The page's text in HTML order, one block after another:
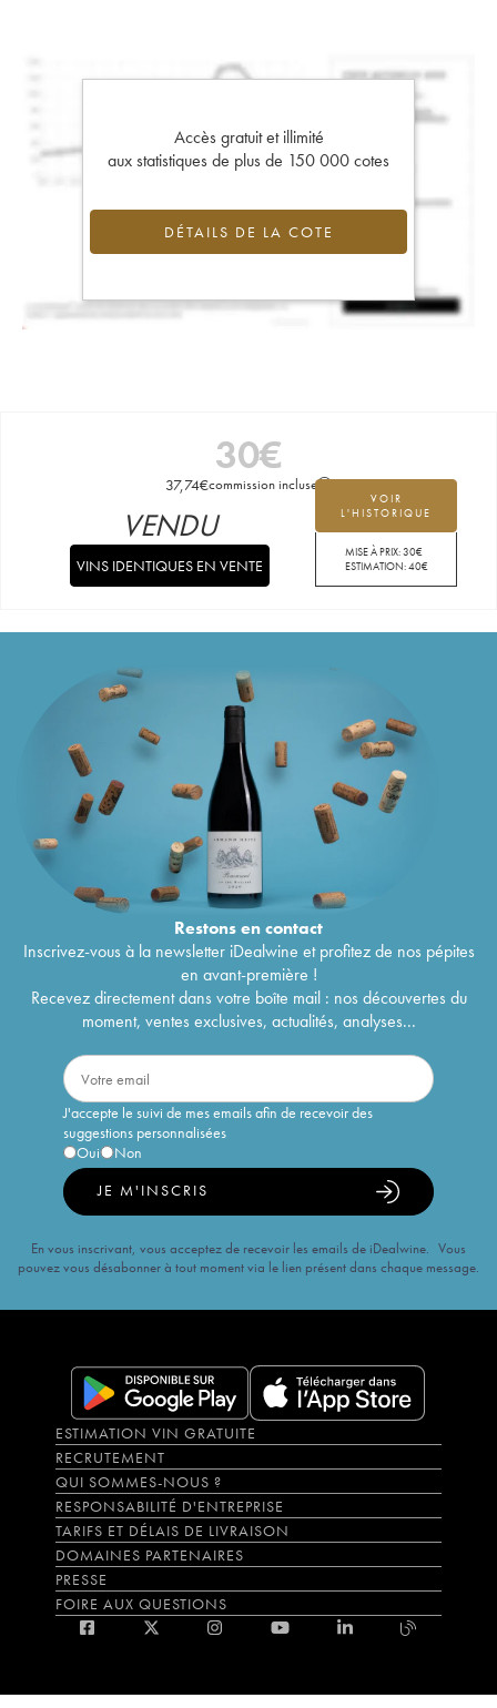
Accès gratuit et illimité
aux statistiques de plus de 150 000 cotes
DÉTAILS DE LA COTE
30€
37,74€commission incluse
VOIR
L'HISTORIQUE
MISE À PRIX:30€
ESTIMATION:40€
VENDU
VINS IDENTIQUES EN VENTE
Restons encontact
Inscrivez-vous à la newsletter iDealwine et profitez de nos pépites
en avant-première !
Recevez directement dans votre boîte mail : nos découvertes du
moment, ventes exclusives, actualités, analyses...
J'accepte le suivi de mes emails afin de recevoir des
suggestions personnalisées
Oui
Non
JE M'INSCRIS
En vous inscrivant, vous acceptez de recevoir les emails de iDealwine. Vous
pouvez vous désabonner à tout moment via le lien présent dans chaque message.
ESTIMATION VIN GRATUITE
RECRUTEMENT
QUI SOMMES-NOUS ?
RESPONSABILITÉ D'ENTREPRISE
TARIFS ET DÉLAIS DE LIVRAISON
DOMAINES PARTENAIRES
PRESSE
FOIRE AUX QUESTIONS